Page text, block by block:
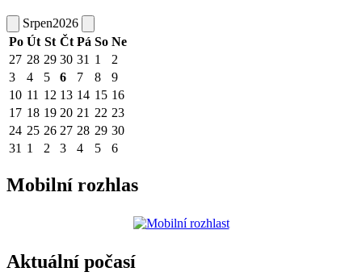
Srpen2026
Po Út St Čt Pá So Ne
27 28 29 30 31 1
2
3
4 5 6 7 8
9
10 11 12 13 14 15 16
17 18 19 20 21 22 23
24 25 26 27 28 29 30
31 1 2 3 4 5 6
Mobilní rozhlas
Aktuální počasí